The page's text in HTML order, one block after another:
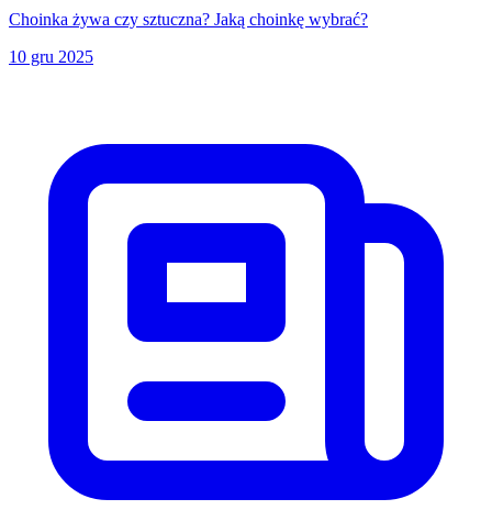
Choinka żywa czy sztuczna? Jaką choinkę wybrać?
10 gru 2025